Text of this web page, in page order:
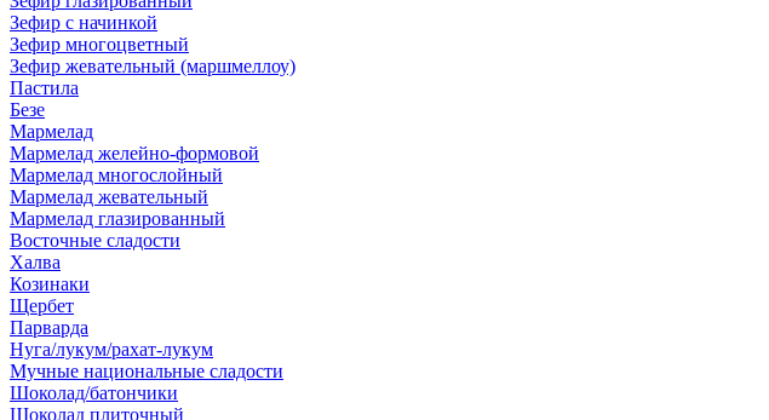
Зефир с начинкой
Зефир многоцветный
Зефир жевательный (маршмеллоу)
Пастила
Безе
Мармелад
Мармелад желейно-формовой
Мармелад многослойный
Мармелад жевательный
Мармелад глазированный
Восточные сладости
Халва
Козинаки
Щербет
Парварда
Нуга/лукум/рахат-лукум
Мучные национальные сладости
Шоколад/батончики
Шоколад плиточный